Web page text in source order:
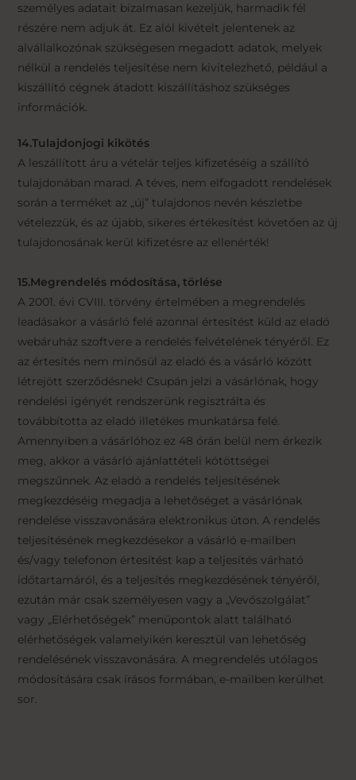
személyes adatait bizalmasan kezeljük, harmadik fél
részére nem adjuk át. Ez alól kivételt jelentenek az
alvállalkozónak szükségesen megadott adatok, melyek
nélkül a rendelés teljesítése nem kivitelezhető, például a
kiszállító cégnek átadott kiszállításhoz szükséges
információk.
14.Tulajdonjogi kikötés
A leszállított áru a vételár teljes kifizetéséig a szállító
tulajdonában marad. A téves, nem elfogadott rendelések
során a terméket az „új” tulajdonos nevén készletbe
vételezzük, és az újabb, sikeres értékesítést követően az új
tulajdonosának kerül kifizetésre az ellenérték!
15.Megrendelés módosítása, törlése
A 2001. évi CVIII. törvény értelmében a megrendelés
leadásakor a vásárló felé azonnal értesítést küld az eladó
webáruház szoftvere a rendelés felvételének tényéről. Ez
az értesítés nem minősül az eladó és a vásárló között
létrejött szerződésnek! Csupán jelzi a vásárlónak, hogy
rendelési igényét rendszerünk regisztrálta és
továbbította az eladó illetékes munkatársa felé.
Amennyiben a vásárlóhoz ez 48 órán belül nem érkezik
meg, akkor a vásárló ajánlattételi kötöttségei
megszűnnek. Az eladó a rendelés teljesítésének
megkezdéséig megadja a lehetőséget a vásárlónak
rendelése visszavonására elektronikus úton. A rendelés
teljesítésének megkezdésekor a vásárló e-mailben
és/vagy telefonon értesítést kap a teljesítés várható
időtartamáról, és a teljesítés megkezdésének tényéről,
ezután már csak személyesen vagy a „Vevőszolgálat”
vagy „Elérhetőségek” menüpontok alatt található
elérhetőségek valamelyikén keresztül van lehetőség
rendelésének visszavonására. A megrendelés utólagos
módosítására csak írásos formában, e-mailben kerülhet
sor.